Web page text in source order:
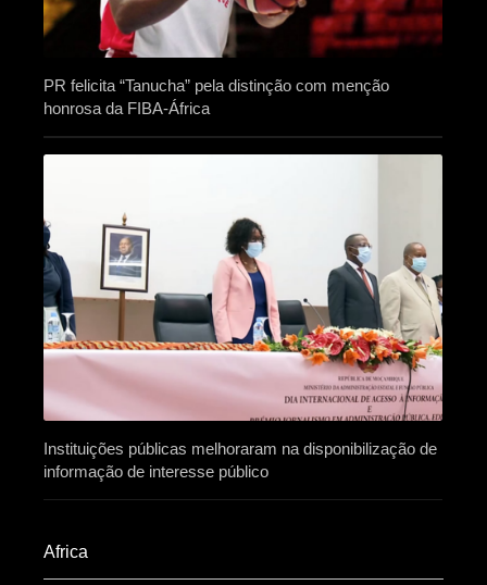
PR felicita “Tanucha” pela distinção com menção
honrosa da FIBA-África
Instituições públicas melhoraram na disponibilização de
informação de interesse público
Africa​